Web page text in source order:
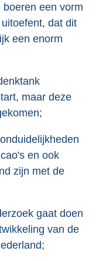
een vorm
dat dit
een enorm
maar deze
en ook
zijn met de
gaat doen
van de